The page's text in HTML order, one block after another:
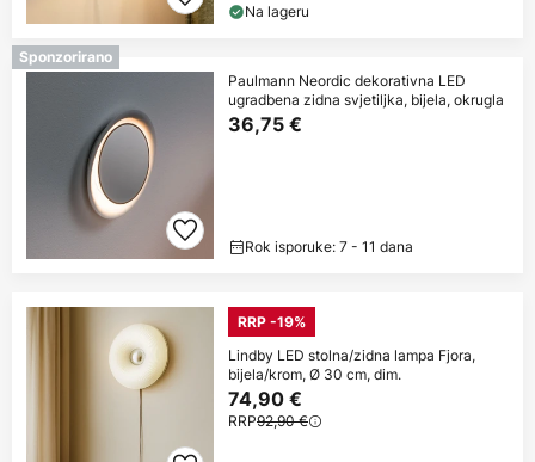
Na lageru
Sponzorirano
Paulmann Neordic dekorativna LED
ugradbena zidna svjetiljka, bijela, okrugla
36,75 €
Rok isporuke: 7 - 11 dana
RRP -19%
Lindby LED stolna/zidna lampa Fjora,
bijela/krom, Ø 30 cm, dim.
74,90 €
RRP92,90 €